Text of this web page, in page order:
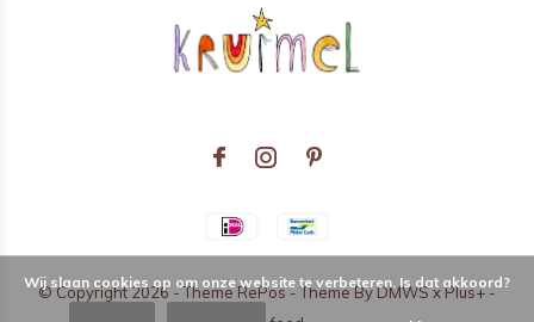
© Copyright2026- Theme RePos - Theme ByDMWSxPlus+-
Wij slaan cookies op om onze website te verbeteren. Is dat akkoord?